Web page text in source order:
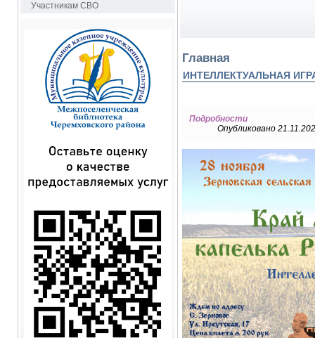
Участникам СВО
Главная
ИНТЕЛЛЕКТУАЛЬНАЯ
Подробности
Опубликовано